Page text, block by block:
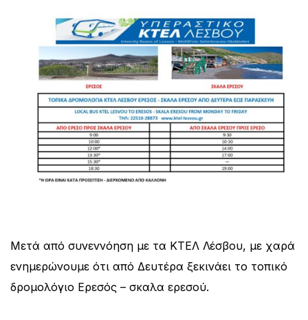
Μετά από συνεννόηση με τα ΚΤΕΛ Λέσβου, με χαρά
ενημερώνουμε ότι από Δευτέρα ξεκινάει το τοπικό
δρομολόγιο Ερεσός – σκαλα ερεσού.